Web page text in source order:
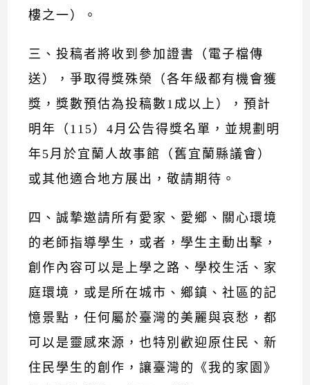
樓之一）。
三、投稿者將收到參加證書（電子檔傳
送），爭取得獎殊榮（各年級都有機會獲
獎，獎數預估為投稿數1成以上），預計
明年（115）4月公告得獎名單，並規劃明
年5月於宜蘭人故事館（舊宜蘭縣議會）
或其他適合地方展出，敬請期待。
四、誠摯邀請所有愛家、愛鄉、關心環境
的老師指導學生，或者，學生主動出擊，
創作內容可以是上學之路、學校生活、家
庭環境，或是所在城市、鄉鎮、社區的記
憶景點，任何屬於臺灣的美麗與哀愁，都
可以是靈感來源，也特別歡迎原住民、新
住民學生的創作，讓臺灣的《我的家園》